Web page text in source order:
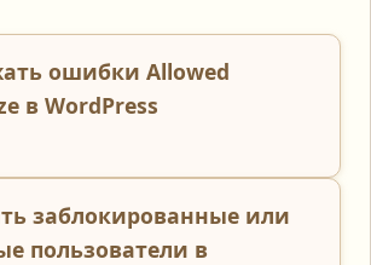
ошибки Allowed
в WordPress
заблокированные или
пользователи в